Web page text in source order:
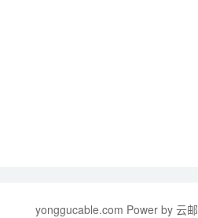
yonggucable.com Power by 云邮